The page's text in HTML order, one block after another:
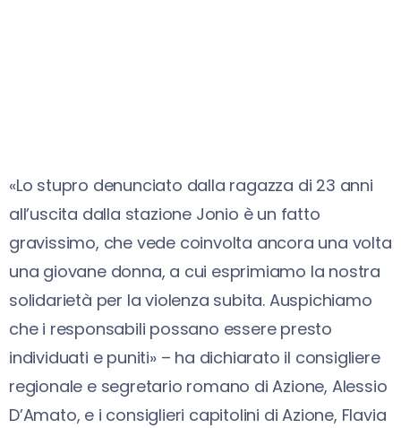
«Lo stupro denunciato dalla ragazza di 23 anni
all’uscita dalla stazione Jonio è un fatto
gravissimo, che vede coinvolta ancora una volta
una giovane donna, a cui esprimiamo la nostra
solidarietà per la violenza subita. Auspichiamo
che i responsabili possano essere presto
individuati e puniti» – ha dichiarato il consigliere
regionale e segretario romano di Azione, Alessio
D’Amato, e i consiglieri capitolini di Azione, Flavia